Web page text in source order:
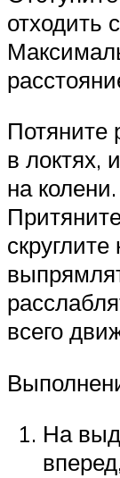
отходить
Потяните
в локтях,
на колени.
всего
На